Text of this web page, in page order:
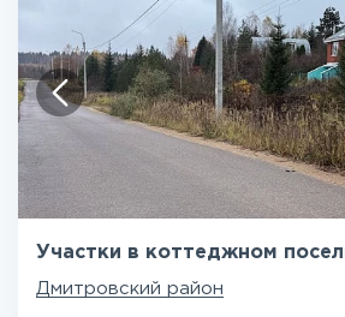
Участки в коттеджном
Дмитровский район